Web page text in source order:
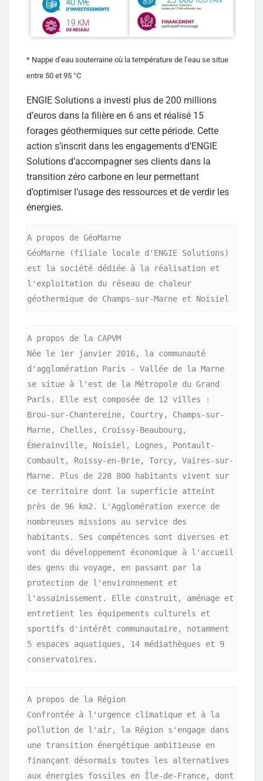
* Nappe d’eau souterraine où la température de l’eau se situe
entre 50 et 95 °C
ENGIE Solutions a investi plus de 200 millions
d’euros dans la filière en 6 ans et réalisé 15
forages géothermiques sur cette période. Cette
action s’inscrit dans les engagements d’ENGIE
Solutions d’accompagner ses clients dans la
transition zéro carbone en leur permettant
d’optimiser l’usage des ressources et de verdir les
énergies.
A propos de GéoMarne
GéoMarne (filiale locale d'ENGIE Solutions)
est la société dédiée à la réalisation et
l'exploitation du réseau de chaleur
A propos de la CAPVM
Née le 1er janvier 2016, la communauté
d'agglomération Paris - Vallée de la Marne
se situe à l'est de la Métropole du Grand
Paris. Elle est composée de 12 villes :
Brou-sur-Chantereine, Courtry, Champs-sur-
Marne, Chelles, Croissy-Beaubourg,
Émerainville, Noisiel, Lognes, Pontault-
Combault, Roissy-en-Brie, Torcy, Vaires-sur-
Marne. Plus de 228 800 habitants vivent sur
ce territoire dont la superficie atteint
près de 96 km2. L'Agglomération exerce de
nombreuses missions au service des
habitants. Ses compétences sont diverses et
vont du développement économique à l'accueil
des gens du voyage, en passant par la
protection de l'environnement et
l'assainissement. Elle construit, aménage et
entretient les équipements culturels et
sportifs d'intérêt communautaire, notamment
5 espaces aquatiques, 14 médiathèques et 9
A propos de la Région
Confrontée à l'urgence climatique et à la
pollution de l'air, la Région s'engage dans
une transition énergétique ambitieuse en
finançant désormais toutes les alternatives
aux énergies fossiles en Île-de-France, dont